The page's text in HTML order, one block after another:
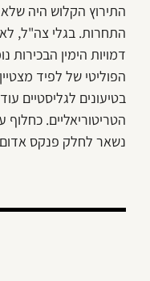
התירוץ הקלוש היה
התחרות. בגלי צה"ל,
דמויות הימין
הפוליטי של לפיד
הטריטוריאליים.
נשאר לחלק פנקס